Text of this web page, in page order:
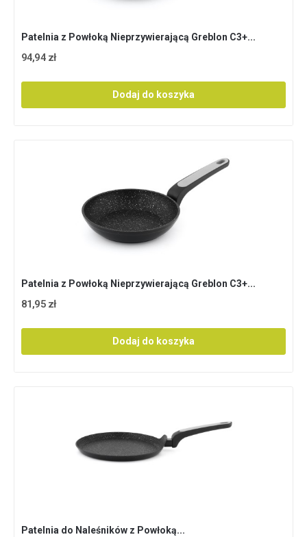
Patelnia z Powłoką Nieprzywierającą Greblon C3+...
94,94 zł
Dodaj do koszyka
Patelnia z Powłoką Nieprzywierającą Greblon C3+...
81,95 zł
Dodaj do koszyka
Patelnia do Naleśników z Powłoką...